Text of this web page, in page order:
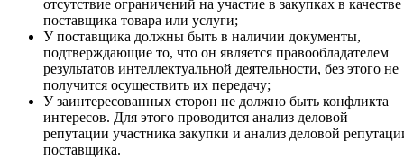
отсутствие ограничений на участие в закупках в качестве
поставщика товара или услуги;
У поставщика должны быть в наличии документы,
подтверждающие то, что он является правообладателем
результатов интеллектуальной деятельности, без этого не
получится осуществить их передачу;
У заинтересованных сторон не должно быть конфликта
интересов. Для этого проводится анализ деловой
репутации участника закупки и анализ деловой
поставщика.